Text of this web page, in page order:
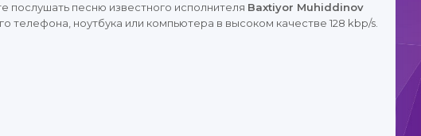
послушать песню известного исполнителя Baxtiyor Muhiddinov
телефона, ноутбука или компьютера в высоком качестве 128 kbp/s.